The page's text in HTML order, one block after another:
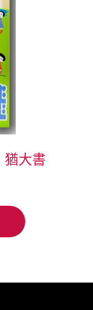
猶大書